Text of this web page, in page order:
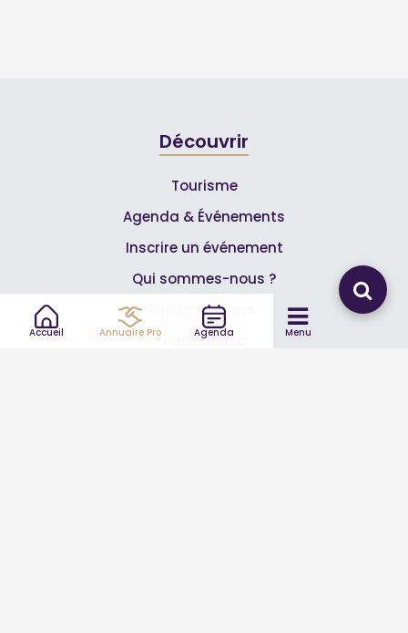
Accueil Annuaire Pro Agenda Menu
Découvrir
Tourisme
Agenda & Événements
Inscrire un événement
Qui sommes-nous ?
Rejoignez-nous !
Partenaires